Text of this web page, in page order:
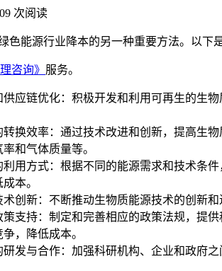
次阅读
色能源行业降本的另一种重要方法。以下
咨询》 服务。
供应链优化：积极开发和利用可再生的生
换效率：通过技术改进和创新，提高生
和气体质量等。
用方式：根据不同的能源需求和技术条
本。
创新：不断推动生物质能源技术的创新
支持：制定和完善相应的政策法规，提
，降低成本。
发与合作：加强科研机构、企业和政府